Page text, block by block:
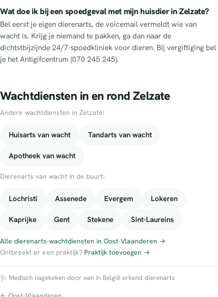
Wat doe ik bij een spoedgeval met mijn huisdier in Zelzate?
Bel eerst je eigen dierenarts, de voicemail vermeldt wie van
wacht is. Krijg je niemand te pakken, ga dan naar de
dichtstbijzijnde 24/7-spoedkliniek voor dieren. Bij vergiftiging bel
je het Antigifcentrum (070 245 245).
Wachtdiensten in en rond Zelzate
Andere wachtdiensten in Zelzate:
Huisarts van wacht Tandarts van wacht
Apotheek van wacht
Dierenarts van wacht in de buurt:
Lochristi Assenede Evergem Lokeren
Kaprijke Gent Stekene Sint-Laureins
Alle dierenarts-wachtdiensten in Oost-Vlaanderen →
Ontbreekt er een praktijk? Praktijk toevoegen →
🩺 Medisch nagekeken door een in België erkend dierenarts